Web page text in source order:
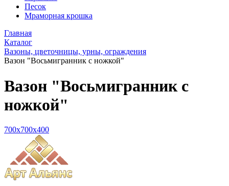
Песок
Мраморная крошка
Главная
Каталог
Вазоны, цветочницы, урны, ограждения
Вазон "Восьмигранник с ножкой"
Вазон "Восьмигранник с
ножкой"
700x700x400